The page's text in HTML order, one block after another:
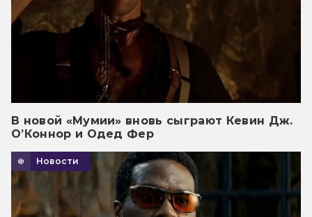
В новой «Мумии» вновь сыграют Кевин Дж.
О’Коннор и Одед Фер
Новости